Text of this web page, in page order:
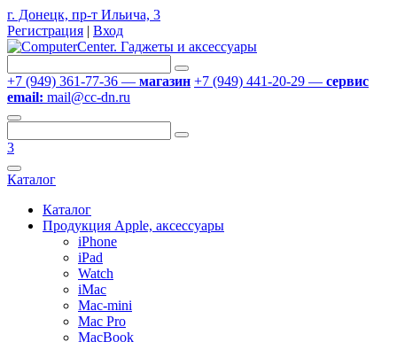
г. Донецк, пр-т Ильича, 3
Регистрация | Вход
+7 (949) 361-77-36 — магазин +7 (949) 441-20-29 — сервис
email: mail@cc-dn.ru
3
Каталог
Каталог
Продукция Apple, аксессуары
iPhone
iPad
Watch
iMac
Mac-mini
Mac Pro
MacBook